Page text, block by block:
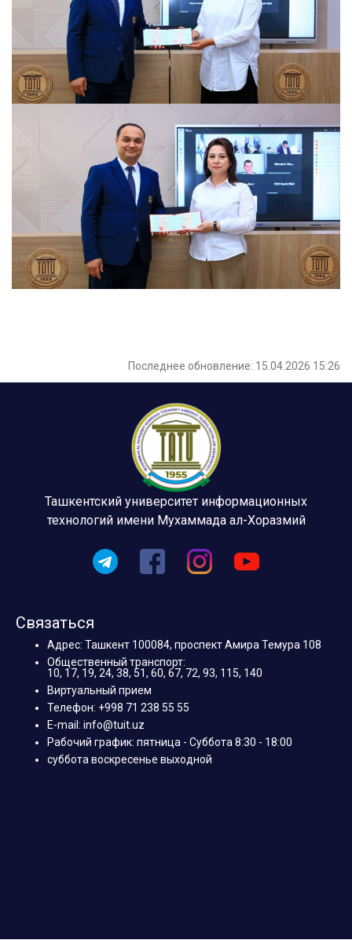
Последнее обновление: 15.04.2026 15:26
Ташкентский университет информационных
технологий имени Мухаммада ал-Хоразмий
Связаться
Адрес: Ташкент 100084, проспект Амира Темура 108
Общественный транспорт:
10, 17, 19, 24, 38, 51, 60, 67, 72, 93, 115, 140
Виртуальный прием
Телефон: +998 71 238 55 55
E-mail: info@tuit.uz
Рабочий график: пятница - Суббота 8:30 - 18:00
суббота воскресенье выходной